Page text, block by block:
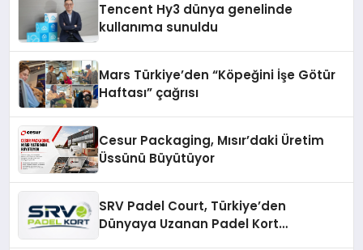
Tencent Hy3 dünya genelinde
kullanıma sunuldu
Mars Türkiye’den “Köpeğini İşe Götür
Haftası” çağrısı
Cesur Packaging, Mısır’daki Üretim
Üssünü Büyütüyor
SRV Padel Court, Türkiye’den
Dünyaya Uzanan Padel Kort